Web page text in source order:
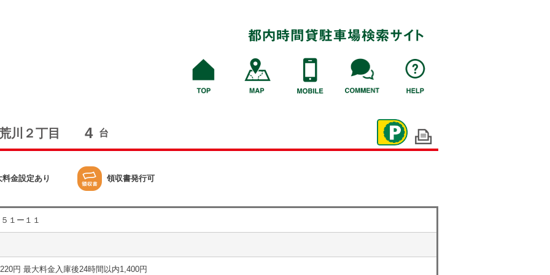
川２丁目 4 台
料金設定あり 領収書発行可
１ー１１
円 最大料金入庫後24時間以内1,400円